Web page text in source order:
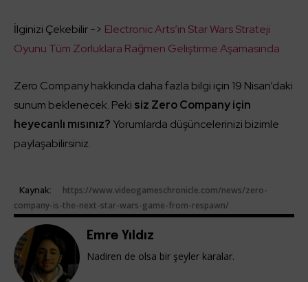
İlginizi Çekebilir -> Electronic Arts’ın Star Wars Strateji
Oyunu Tüm Zorluklara Rağmen Geliştirme Aşamasında
Zero Company hakkında daha fazla bilgi için 19 Nisan’daki
sunum beklenecek. Peki siz Zero Company için
heyecanlı mısınız? Yorumlarda düşüncelerinizi bizimle
paylaşabilirsiniz.
Kaynak:
https://www.videogameschronicle.com/news/zero-
company-is-the-next-star-wars-game-from-respawn/
Emre Yıldız
Nadiren de olsa bir şeyler karalar.